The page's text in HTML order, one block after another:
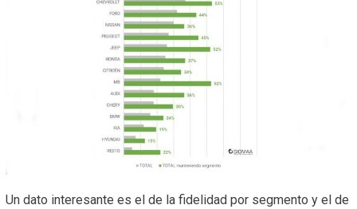
Un dato interesante es el de la fidelidad por segmento y el de